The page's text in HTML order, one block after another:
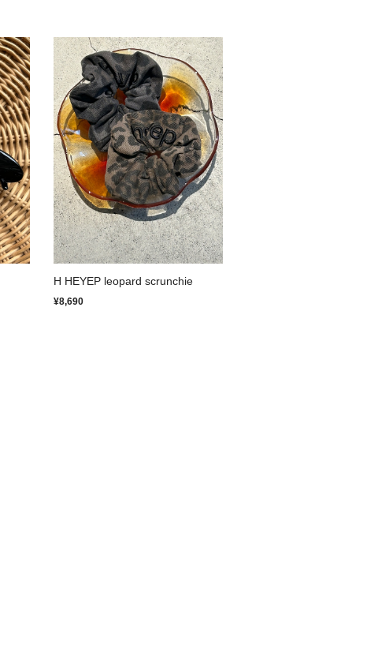
H HEYEP leopard scrunchie
¥8,690